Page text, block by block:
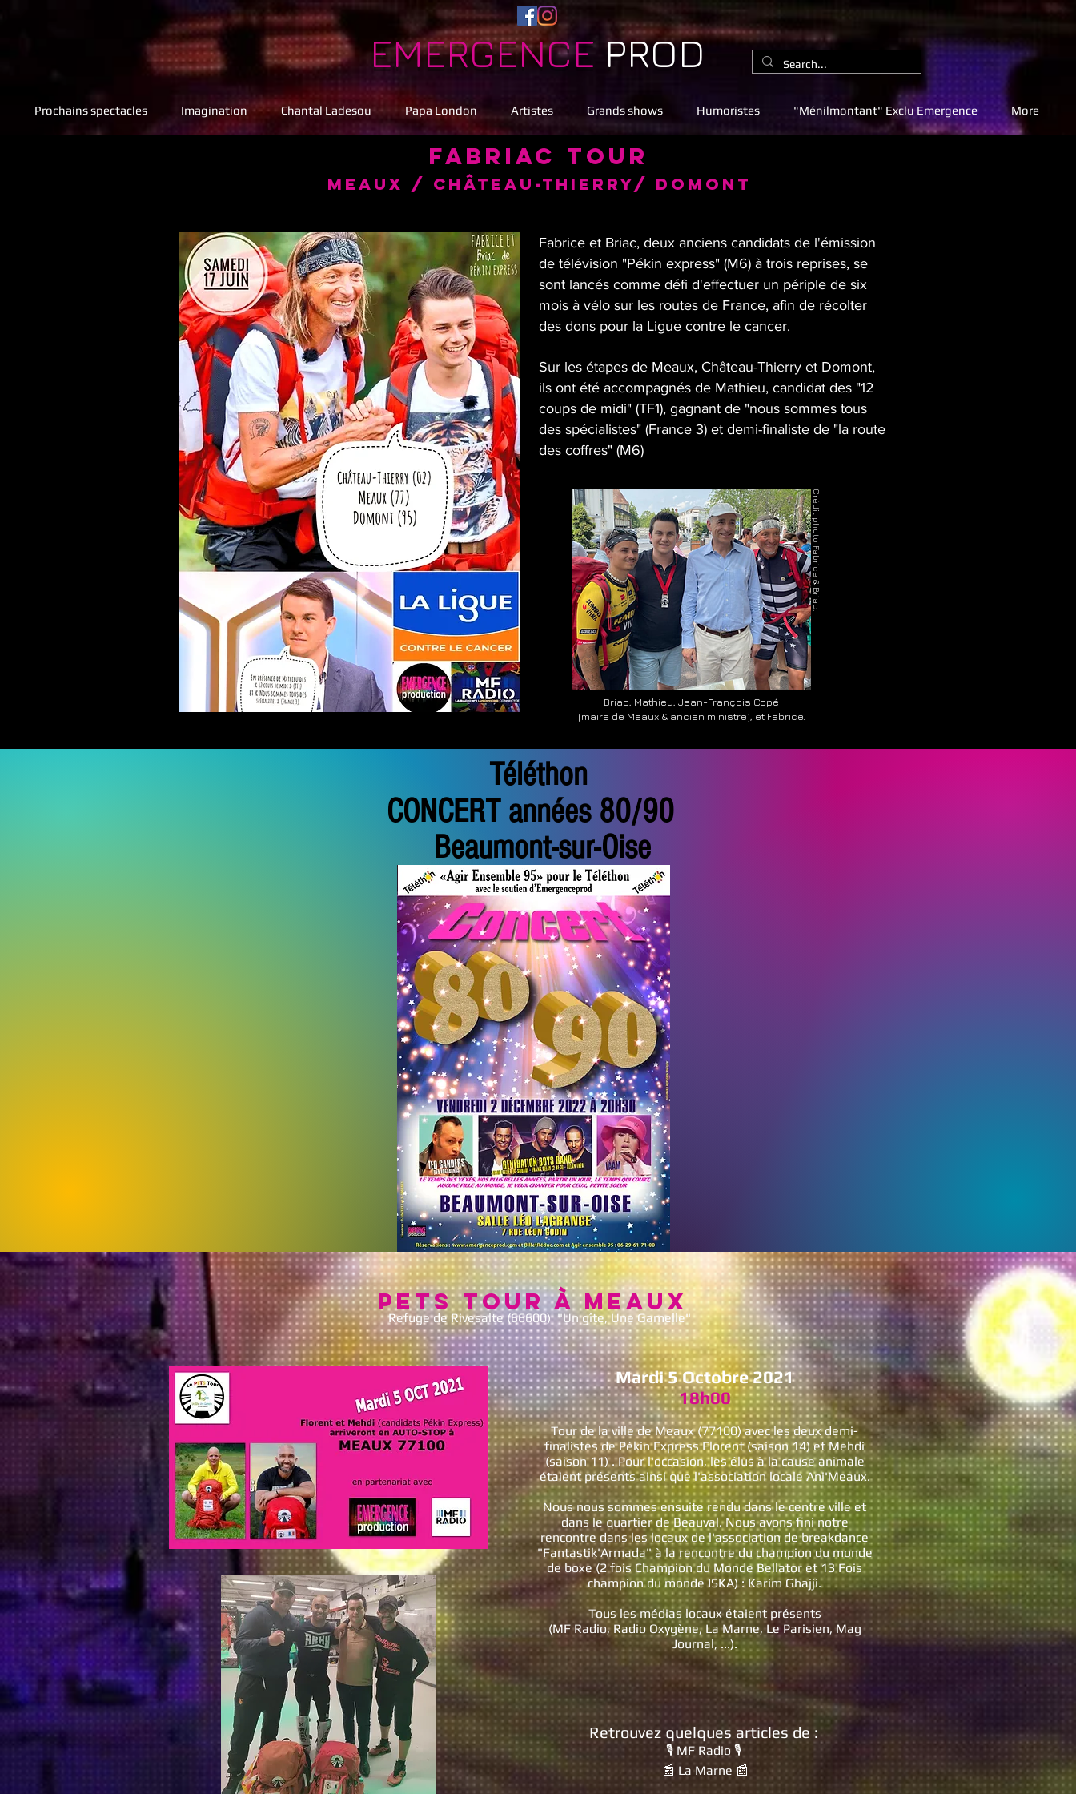
EMERGENCEPROD
Prochains spectacles Imagination Chantal Ladesou Papa London Artistes Grands shows Humoristes "Ménilmontant" Exclu Emergence More
Fabriac Tour
Meaux / Château-Thierry/ DOMONT
Fabrice et Briac, deux anciens candidats de l'émission
de télévision "Pékin express" (M6) à trois reprises, se
sont lancés comme défi d'effectuer un périple de six
mois à vélo sur les routes de France, afin de récolter
des dons pour la Ligue contre le cancer.
Sur les étapes de Meaux, Château-Thierry et Domont,
ils ont été accompagnés de Mathieu, candidat des "12
coups de midi" (TF1), gagnant de "nous sommes tous
des spécialistes" (France 3) et demi-finaliste de "la route
des coffres" (M6)
Crédit photo Fabrice & Briac.
Briac, Mathieu, Jean-François Copé
(maire de Meaux & ancien ministre), et Fabrice.
Téléthon
CONCERT années 80/90
Beaumont-sur-Oise
PETS TOUR à Meaux
Refuge de Rivesalte (66600) "Un gîte, Une Gamelle"
Mardi 5 Octobre 2021
18h00
Tour de la ville de Meaux (77100) avec les deux demi-
finalistes de Pékin Express Florent (saison 14) et Mehdi
(saison 11) . Pour l'occasion, les élus à la cause animale
étaient présents ainsi que l'association locale Ani'Meaux.
Nous nous sommes ensuite rendu dans le centre ville et
dans le quartier de Beauval. Nous avons fini notre
rencontre dans les locaux de l'association de breakdance
"Fantastik'Armada" à la rencontre du champion du monde
de boxe (2 fois Champion du Monde Bellator et 13 Fois
champion du monde ISKA) : Karim Ghajji.
Tous les médias locaux étaient présents
(MF Radio, Radio Oxygène, La Marne, Le Parisien, Mag
Journal, ...).
Retrouvez quelques articles de :
🎙️ MF Radio 🎙️
📰 La Marne 📰